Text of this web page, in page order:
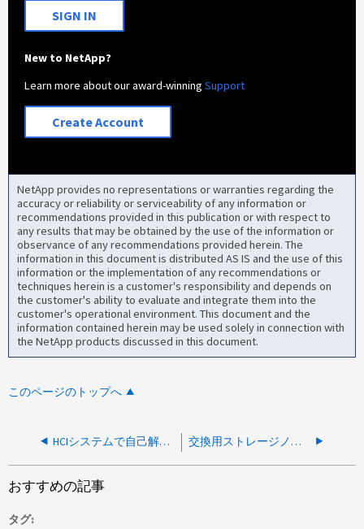
SIGN IN
New to NetApp?
Learn more about our award-winningSupport
Create Account
NetApp provides no representations or warranties regarding the
accuracy or reliability or serviceability of any information or
recommendations provided in this publication or with respect to
any results that may be obtained by the use of the information or
observance of any recommendations provided herein. The
information in this document is distributed AS IS and the use of this
information or the implementation of any recommendations or
techniques herein is a customer's responsibility and depends on
the customer's ability to evaluate and integrate them into the
customer's operational environment. This document and the
information contained herein may be used solely in connection with
the NetApp products discussed in this document.
このページのトップへ
HCIシステムで自己解決電源装置の入力が見つからない、または範囲外のアラートが繰り返し発生する 交換用ストレージノードが[PendingActive]に表示されない
おすすめの記事
タグ